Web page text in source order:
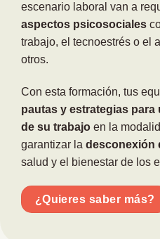
escenario laboral van a
aspectos psicosociales
trabajo, el tecnoestrés o el
otros.
Con esta formación, tus
pautas y estrategias
de su trabajo en la
garantizar la desconexión
salud y el bienestar de los
¿Quieres saber más?